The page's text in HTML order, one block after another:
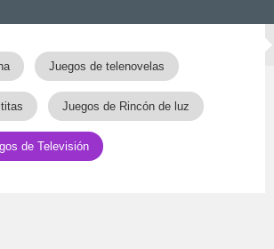
Juegos de telenovelas
Juegos de Rincón de luz
de Televisión